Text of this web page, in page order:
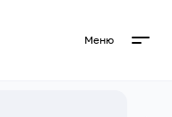
Меню